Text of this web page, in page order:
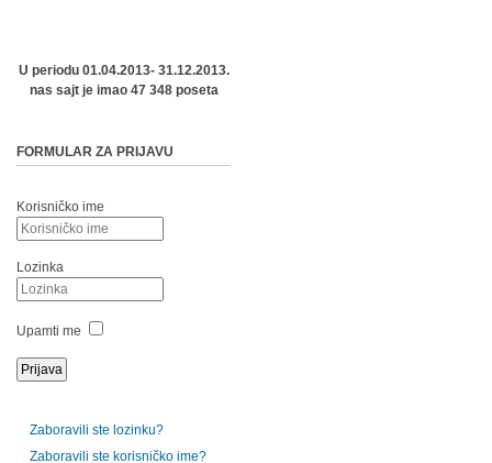
U periodu 01.04.2013- 31.12.2013.
nas sajt je imao 47 348 poseta
FORMULAR ZA PRIJAVU
Korisničko ime
Lozinka
Upamti me
Zaboravili ste lozinku?
Zaboravili ste korisničko ime?